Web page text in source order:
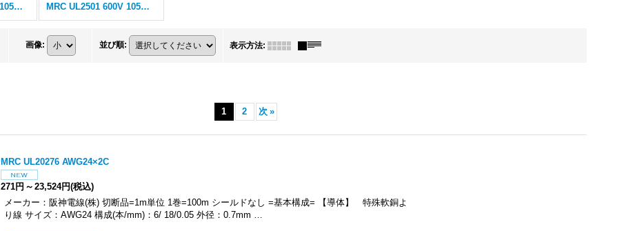
MRC UL2501 600V 105℃ シールドなし MRC UL2501 600V 105℃ シールド付(SB)
画像: 並び順: 表示方法:
1 2 次 »
MRC UL20276 AWG24×2C
271円 ～ 23,524円(税込)
メーカー：阪神電線(株) 切断品=1m単位 1巻=100m シールドなし =基本構成= 【導体】 特殊軟銅よ
り線 サイズ：AWG24 構成(本/mm)：6/ 18/0.05 外径：0.7mm …